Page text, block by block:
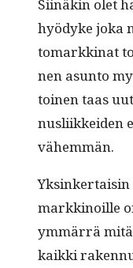
Siinäkin olet
hyödyke joka
tomarkki­nat
nen asun­to
toinen taas
nus­li­ikkei­den
vähemmän.
Yksinker­taisin
markki­noille
ymmär­rä
kaik­ki